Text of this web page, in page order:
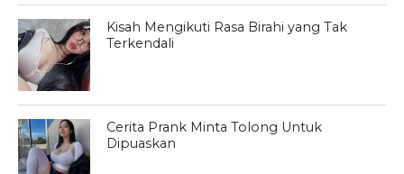
Kisah Mengikuti Rasa Birahi yang Tak
Terkendali
Cerita Prank Minta Tolong Untuk
Dipuaskan